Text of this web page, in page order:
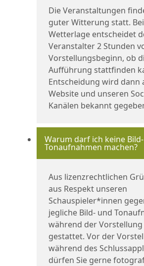
Die Veranstaltungen
guter Witterung statt.
Wetterlage entscheidet
Veranstalter 2 Stunden
Vorstellungsbeginn, ob
Aufführung stattfinden
Entscheidung wird dann
Website und unseren
Kanälen bekannt
Warum darf ich keine
Tonaufnahmen machen?
Aus lizenzrechtlichen
aus Respekt unseren
Schauspieler*innen
jegliche Bild- und
während der
gestattet. Vor der
während des
dürfen Sie gerne